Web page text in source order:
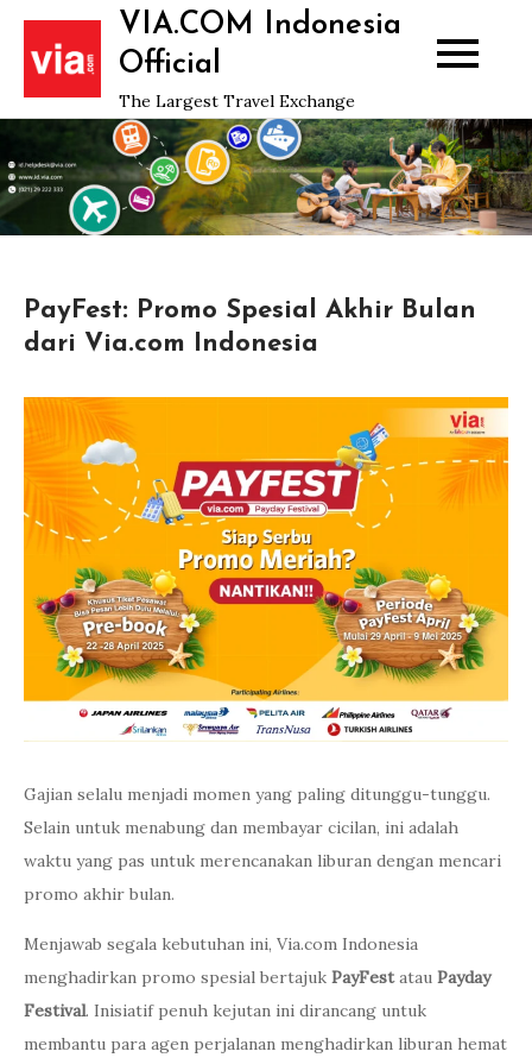
Skip
content
VIA.COM Indonesia
Official
The Largest Travel Exchange
PayFest: Promo Spesial Akhir Bulan
dari Via.com Indonesia
Gajian selalu menjadi momen yang paling ditunggu-tunggu.
Selain untuk menabung dan membayar cicilan, ini adalah
waktu yang pas untuk merencanakan liburan dengan mencari
promo akhir bulan.
Menjawab segala kebutuhan ini, Via.com Indonesia
menghadirkan promo spesial bertajuk PayFestatau Payday
Festival. Inisiatif penuh kejutan ini dirancang untuk
membantu para agen perjalanan menghadirkan liburan hemat